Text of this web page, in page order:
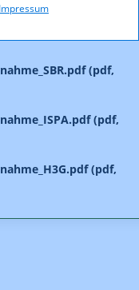
Impressum
(pdf,
(pdf,
(pdf,